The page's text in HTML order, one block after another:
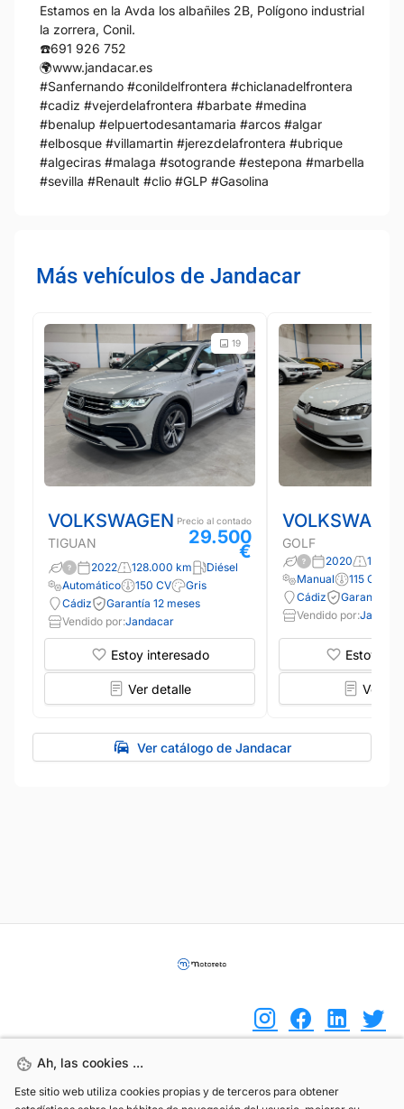
Estamos en la Avda los albañiles 2B, Polígono industrial
la zorrera, Conil.
☎️691 926 752
🌍www.jandacar.es
#Sanfernando #conildelfrontera #chiclanadelfrontera
#cadiz #vejerdelafrontera #barbate #medina
#benalup #elpuertodesantamaria #arcos #algar
#elbosque #villamartin #jerezdelafrontera #ubrique
#algeciras #malaga #sotogrande #estepona #marbella
#sevilla #Renault #clio #GLP #Gasolina
Más vehículos de Jandacar
19
VOLKSWAGEN
TIGUAN
Precio al contado
29.500
€
2022 128.000 km
Diésel
Automático
150 CV
Gris
Cádiz
Garantía 12 meses
Vendido por:Jandacar
Estoy interesado
Ver detalle
GOLF
2020
Manual
115 CV
Cádiz
Garantía 12
Vendido por:
Estoy
Ver
Ver catálogo de Jandacar
Ah, las cookies ...
Este sitio web utiliza cookies propias y de terceros para obtener
Ah, las cookies ...
Este sitio web utiliza cookies propias y de terceros para obtener
(+34) 744 408 070